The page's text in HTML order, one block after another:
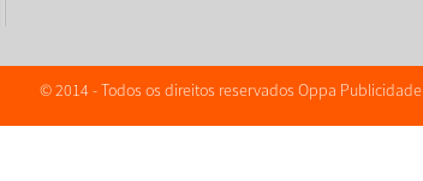
© 2014 - Todos os direitos reservados Oppa Publicidade